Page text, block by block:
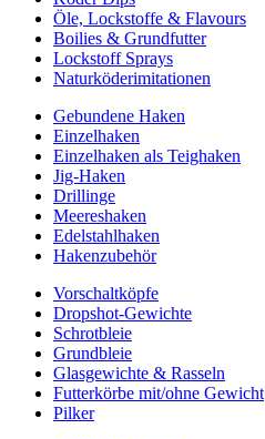
Öle, Lockstoffe & Flavours
Boilies & Grundfutter
Lockstoff Sprays
Naturköderimitationen
Gebundene Haken
Einzelhaken
Einzelhaken als Teighaken
Jig-Haken
Drillinge
Meereshaken
Edelstahlhaken
Hakenzubehör
Vorschaltköpfe
Dropshot-Gewichte
Schrotbleie
Grundbleie
Glasgewichte & Rasseln
Futterkörbe mit/ohne Gewicht
Pilker